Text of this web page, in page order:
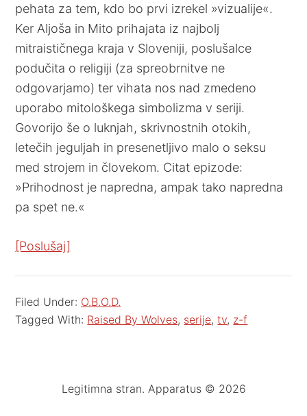
pehata za tem, kdo bo prvi izrekel »vizualije«.
Ker Aljoša in Mito prihajata iz najbolj
mitraističnega kraja v Sloveniji, poslušalce
podučita o religiji (za spreobrnitve ne
odgovarjamo) ter vihata nos nad zmedeno
uporabo mitološkega simbolizma v seriji.
Govorijo še o luknjah, skrivnostnih otokih,
letečih jeguljah in presenetljivo malo o seksu
med strojem in človekom. Citat epizode:
»Prihodnost je napredna, ampak tako napredna
pa spet ne.«
[Poslušaj]
Filed Under: O.B.O.D.
Tagged With: Raised By Wolves, serije,tv, z-f
Legitimna stran. Apparatus © 2026